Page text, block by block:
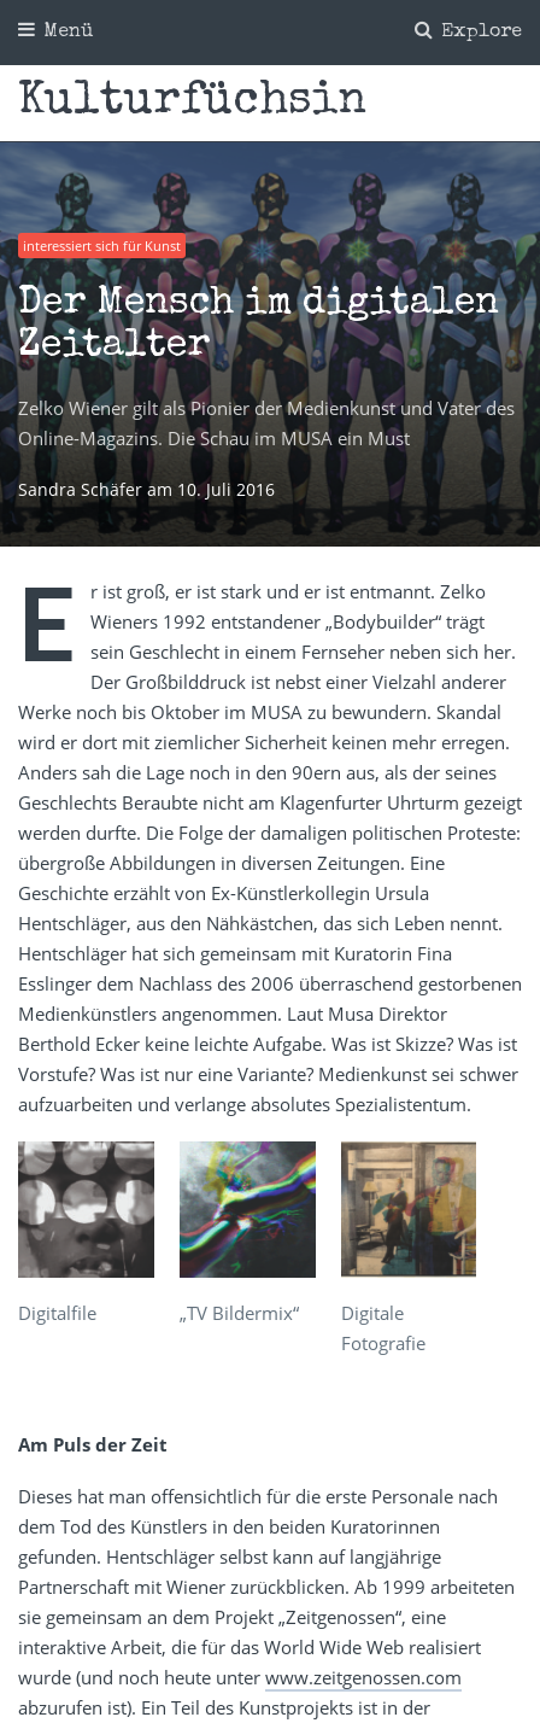
Explore
Menü
Kulturfüchsin
interessiert sich für Kunst
Der Mensch im digitalen
Zeitalter
Zelko Wiener gilt als Pionier der Medienkunst und Vater des
Online-Magazins. Die Schau im MUSA ein Must
Sandra Schäfer am 10. Juli 2016
E
r ist groß, er ist stark und er ist entmannt. Zelko
Wieners 1992 entstandener „Bodybuilder“ trägt
sein Geschlecht in einem Fernseher neben sich her.
Der Großbilddruck ist nebst einer Vielzahl anderer
Werke noch bis Oktober im MUSA zu bewundern. Skandal
wird er dort mit ziemlicher Sicherheit keinen mehr erregen.
Anders sah die Lage noch in den 90ern aus, als der seines
Geschlechts Beraubte nicht am Klagenfurter Uhrturm gezeigt
werden durfte. Die Folge der damaligen politischen Proteste:
übergroße Abbildungen in diversen Zeitungen. Eine
Geschichte erzählt von Ex-Künstlerkollegin Ursula
Hentschläger, aus den Nähkästchen, das sich Leben nennt.
Hentschläger hat sich gemeinsam mit Kuratorin Fina
Esslinger dem Nachlass des 2006 überraschend gestorbenen
Medienkünstlers angenommen. Laut Musa Direktor
Berthold Ecker keine leichte Aufgabe. Was ist Skizze? Was ist
Vorstufe? Was ist nur eine Variante? Medienkunst sei schwer
aufzuarbeiten und verlange absolutes Spezialistentum.
Digitalfile „TV Bildermix“
Digitale
Fotografie
Am Puls der Zeit
Dieses hat man offensichtlich für die erste Personale nach
dem Tod des Künstlers in den beiden Kuratorinnen
gefunden. Hentschläger selbst kann auf langjährige
Partnerschaft mit Wiener zurückblicken. Ab 1999 arbeiteten
sie gemeinsam an dem Projekt „Zeitgenossen“, eine
interaktive Arbeit, die für das World Wide Web realisiert
wurde (und noch heute unter www.zeitgenossen.com
abzurufen ist). Ein Teil des Kunstprojekts ist in der